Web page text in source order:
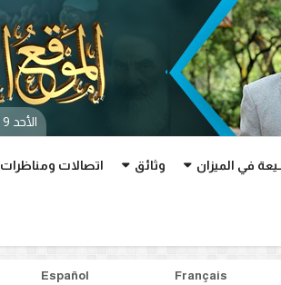
الأحد 9 أغسطس 2026 م - 24 صفر 1448 هـ
في الميزان وثائق اتصالات ومناظرات
Français
Español